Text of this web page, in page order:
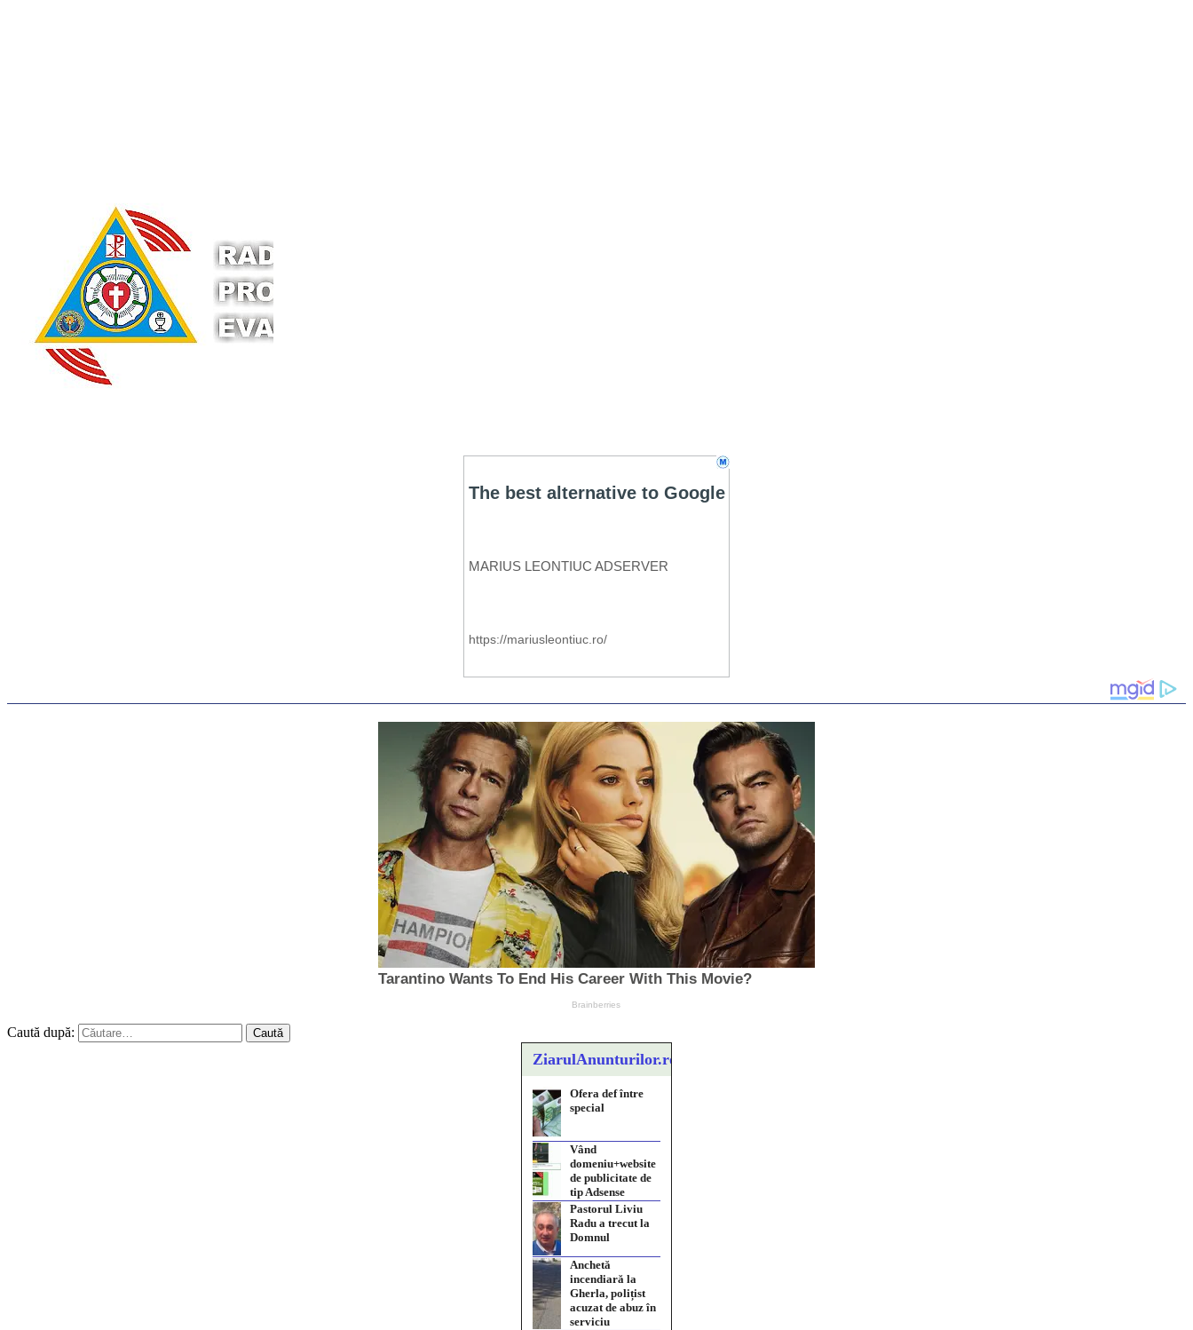
Caută după:
ZiarulAnunturilor.ro
Ofera def între
special
Vând
domeniu+website
de publicitate de
tip Adsense
Pastorul Liviu
Radu a trecut la
Domnul
Anchetă
incendiară la
Gherla, polițist
acuzat de abuz în
serviciu